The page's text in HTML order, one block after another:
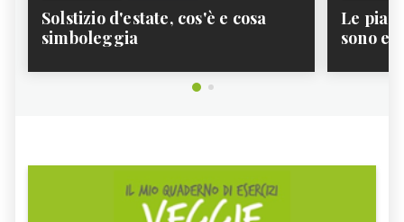
SVILUPPO MOTORIO DEL
BAMBINO
Solstizio d'estate, cos'è e cosa
simboleggia
Le
sono e